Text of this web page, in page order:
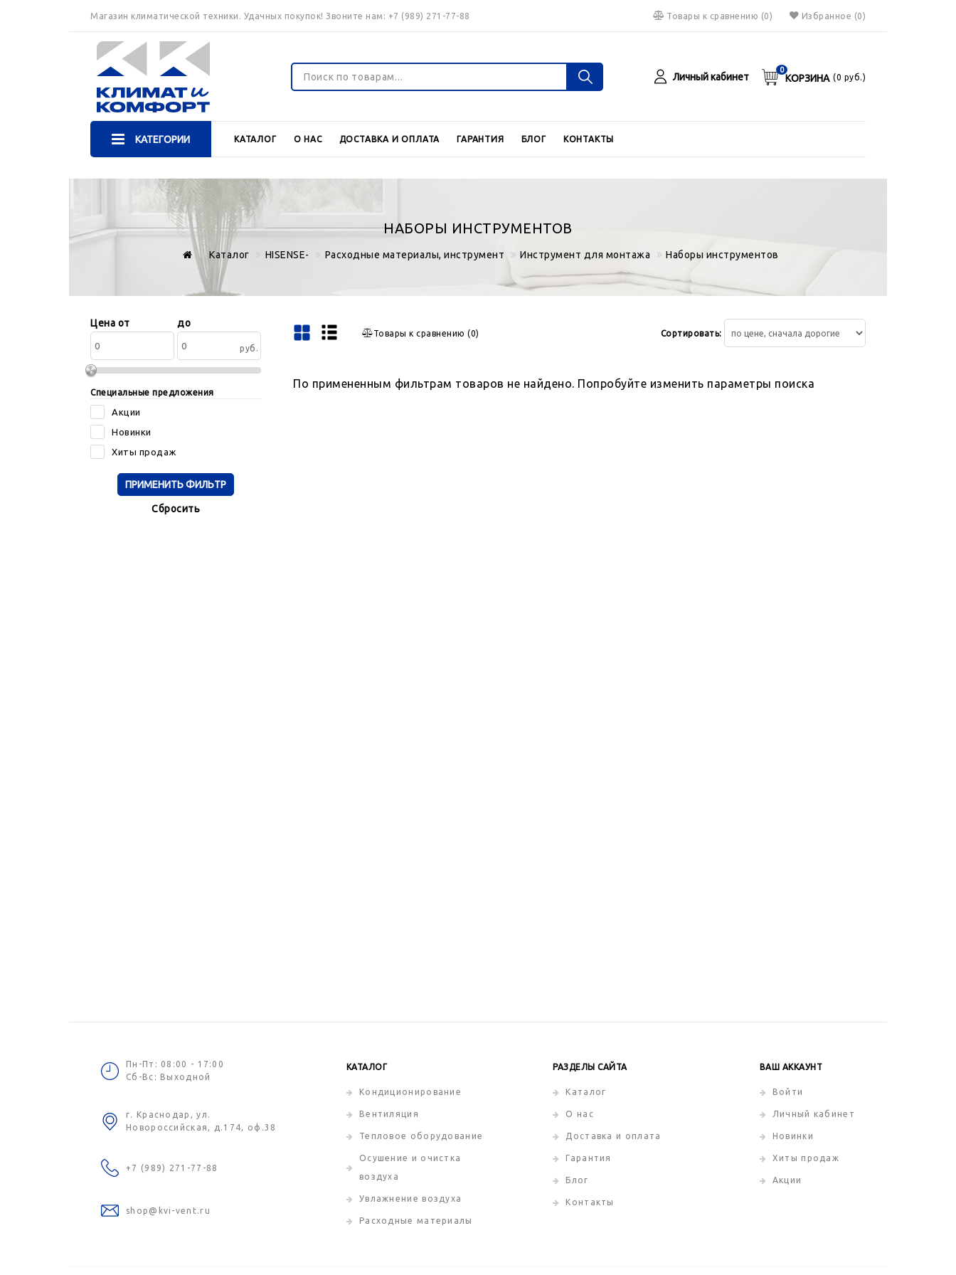
Магазин климатической техники. Удачных покупок! Звоните нам: +7 (989) 271-77-88 Товары к сравнению (0) Избранное (0)
Личный кабинет КОРЗИНА
0
(0 руб.)
КАТЕГОРИИ КАТАЛОГ О НАС ДОСТАВКА И ОПЛАТА ГАРАНТИЯ БЛОГ КОНТАКТЫ
НАБОРЫ ИНСТРУМЕНТОВ
Каталог HISENSE- Расходные материалы, инструмент Инструмент для монтажа Наборы инструментов
Сортировать
по:
Цена от до
руб.
Специальные предложения
Акции
Новинки
Хиты продаж
Cбросить
Товары к сравнению (0) Сортировать:
По примененным фильтрам товаров не найдено. Попробуйте изменить параметры поиска
Пн-Пт: 08:00 - 17:00
Сб-Вс: Выходной
г. Краснодар, ул.
Новороссийская, д.174, оф.38
+7 (989) 271-77-88
shop@kvi-vent.ru
КАТАЛОГ
Кондиционирование
Вентиляция
Тепловое оборудование
Осушение и очистка
воздуха
Увлажнение воздуха
Расходные материалы
РАЗДЕЛЫ САЙТА
Каталог
О нас
Доставка и оплата
Гарантия
Блог
Контакты
ВАШ АККАУНТ
Войти
Личный кабинет
Новинки
Хиты продаж
Акции